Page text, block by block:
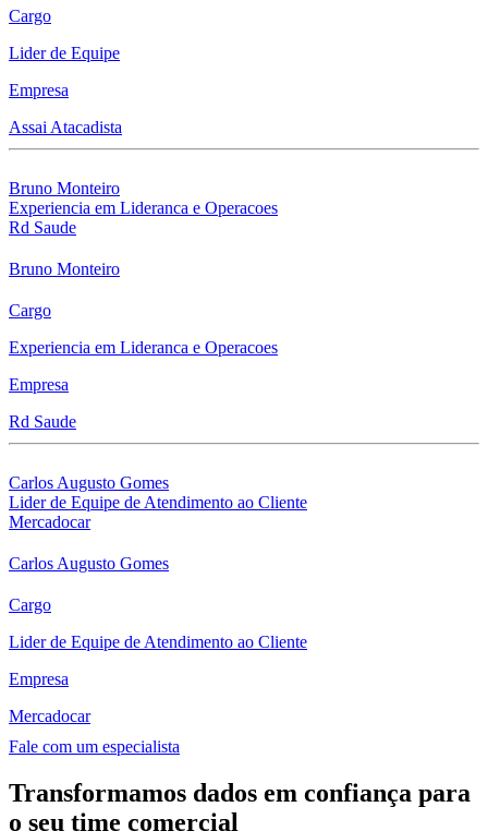
Cargo
Lider de Equipe
Empresa
Assai Atacadista
Bruno Monteiro
Experiencia em Lideranca e Operacoes
Rd Saude
Bruno Monteiro
Cargo
Experiencia em Lideranca e Operacoes
Empresa
Rd Saude
Carlos Augusto Gomes
Lider de Equipe de Atendimento ao Cliente
Mercadocar
Carlos Augusto Gomes
Cargo
Lider de Equipe de Atendimento ao Cliente
Empresa
Mercadocar
Fale com um especialista
Transformamos dados em confiança para
o seu time comercial